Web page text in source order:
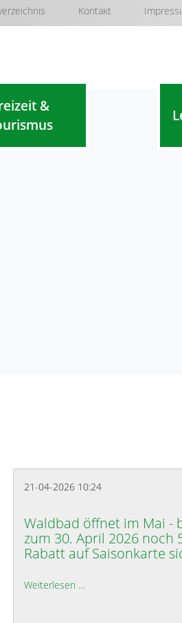
Kontakt
&
21-04-2026 10:24
Waldbad öffnet im Mai -
zum 30. April 2026 noch
Rabatt auf Saisonkarte
Weiterlesen …